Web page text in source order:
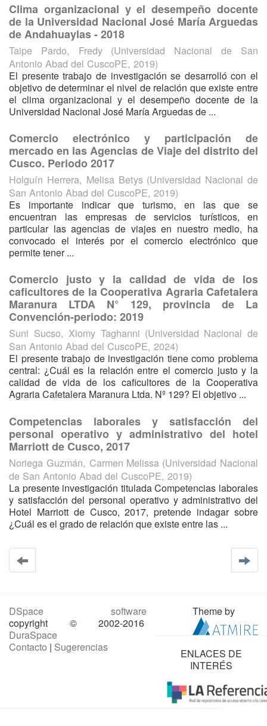
Clima organizacional y el desempeño docente
de la Universidad Nacional José María Arguedas
de Andahuaylas - 2018
Taipe Pardo, Fredy (Universidad Nacional de San
Antonio Abad del CuscoPE, 2019)
El presente trabajo de investigación se desarrolló con el
objetivo de determinar el nivel de relación que existe entre
el clima organizacional y el desempeño docente de la
Universidad Nacional José María Arguedas de ...
Comercio electrónico y participación de
mercado en las Agencias de Viaje del distrito del
Cusco. Periodo 2017
Holguín Herrera, Melisa Betys (Universidad Nacional de
San Antonio Abad del CuscoPE, 2019)
Es importante indicar que turismo, en las que se
encuentran las empresas de servicios turísticos, en
particular las agencias de viajes en nuestro medio, ha
convocado el interés por el comercio electrónico que
permite tener ...
Comercio justo y la calidad de vida de los
caficultores de la Cooperativa Agraria Cafetalera
Maranura LTDA N° 129, provincia de La
Convención-periodo: 2019
Suni Sucso, Xiomy Taghanni (Universidad Nacional de
San Antonio Abad del CuscoPE, 2024)
El presente trabajo de investigación tiene como problema
central: ¿Cuál es la relación entre el comercio justo y la
calidad de vida de los caficultores de la Cooperativa
Agraria Cafetalera Maranura Ltda. Nº 129? El objetivo ...
Competencias laborales y satisfacción del
personal operativo y administrativo del hotel
Marriott de Cusco, 2017
Noriega Guzmán, Carmen Melissa (Universidad Nacional
de San Antonio Abad del CuscoPE, 2019)
La presente investigación titulada Competencias laborales
y satisfacción del personal operativo y administrativo del
Hotel Marriott de Cusco, 2017, pretende indagar sobre
¿Cuál es el grado de relación que existe entre las ...
DSpace software
copyright © 2002-2016
DuraSpace
Contacto | Sugerencias
Theme by
ENLACES DE
INTERÉS